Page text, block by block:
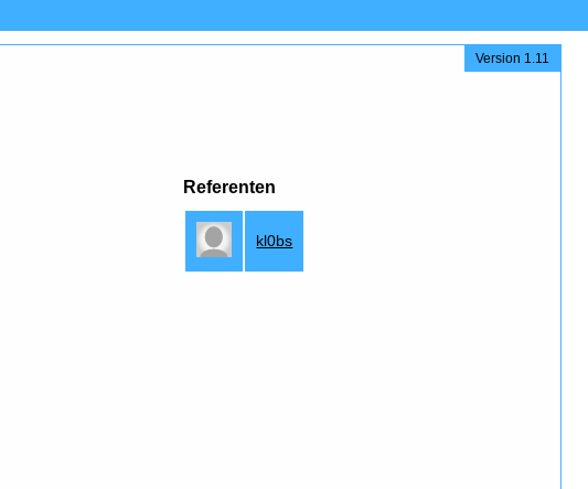
Version 1.11
Referenten
kl0bs